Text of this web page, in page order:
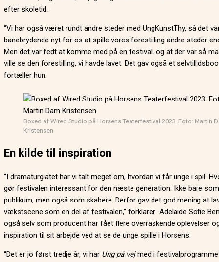
efter skoletid.
“Vi har også været rundt andre steder med UngKunstThy, så det
banebrydende nyt for os at spille vores forestilling andre steder
Men det var fedt at komme med på en festival, og at der var så
ville se den forestilling, vi havde lavet. Det gav også et
fortæller hun.
Boxed af Wired Studio på Horsens Teaterfestival 2023. Foto: Martin
Kristensen
En kilde til inspiration
“I dramaturgiatet har vi talt meget om, hvordan vi får unge i spil.
gør festivalen interessant for den næste generation. Ikke bare som
publikum, men også som skabere. Derfor gav det god mening at
vækstscene som en del af festivalen,” forklarer Adelaide Sofie
også selv som producent har fået flere overraskende oplevelser
inspiration til sit arbejde ved at se de unge spille i Horsens.
“Det er jo først tredje år, vi har Ung på vejmed i